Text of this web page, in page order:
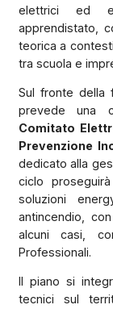
elettrici ed
apprendistato,
teorica a
tra scuola e
Sul fronte della
prevede una
Comitato
Prevenzione
dedicato alla
ciclo
soluzioni
antincendio,
alcuni casi,
Professionali.
Il piano si
tecnici sul